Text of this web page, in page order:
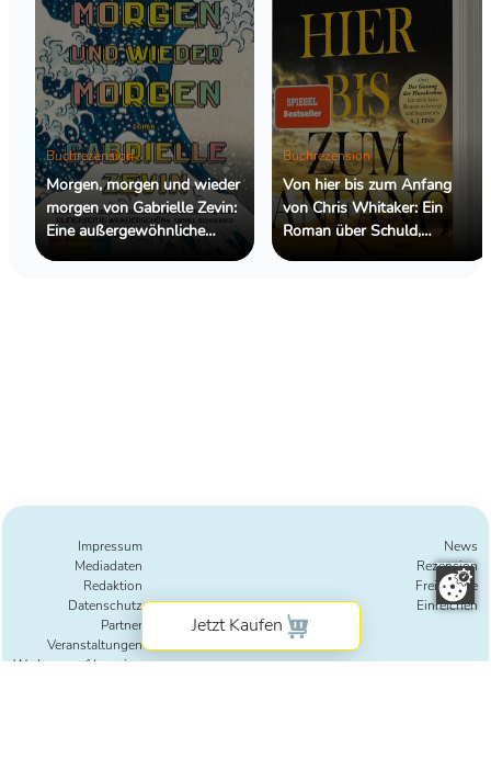
Buchrezension
Morgen, morgen und wieder
morgen von Gabrielle Zevin:
Eine außergewöhnliche
Geschichte über
Buchrezension
Von hier bis zum Anfang
von Chris Whitaker: Ein
Roman über Schuld,
Hoffnung und die
Impressum
Mediadaten
Redaktion
Datenschutz
Partner
Veranstaltungen
Werbung auf Lesering
News
Rezension
Freie Texte
Einreichen